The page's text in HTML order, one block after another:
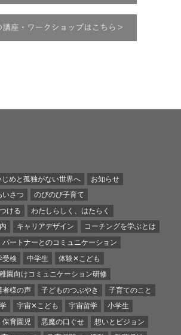
じめと孤独がない世界へ
お知らせ
いさつ
のびのび子育て
ける
わたしらしく、はたらく
キャリアデザイン
コーチングを学ぶとは
パートナーとのコミュニケーション
受検 中学生
体験✕こども
園向けコミュニケーション研修
者様の声 子どものつぶやき
子育てのこと
宇宙✕こども 宇宙留学
小学生
保育園児 悪魔の口ぐせ
想いとビジョン